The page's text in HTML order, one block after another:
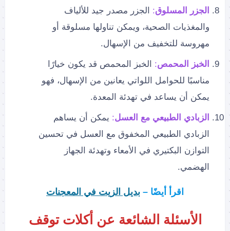
الجزر المسلوق: الجزر مصدر جيد للألياف
والمغذيات الصحية، ويمكن تناولها مسلوقة أو
مهروسة للتخفيف من الإسهال.
الخبز المحمص: الخبز المحمص قد يكون خيارًا
مناسبًا للحوامل اللواتي يعانين من الإسهال، فهو
يمكن أن يساعد في تهدئة المعدة.
الزبادي الطبيعي مع العسل: يمكن أن يساهم
الزبادي الطبيعي المخفوق مع العسل في تحسين
التوازن البكتيري في الأمعاء وتهدئة الجهاز
الهضمي.
اقرأ أيضًا – بديل الزيت في المعجنات
الأسئلة الشائعة عن أكلات توقف